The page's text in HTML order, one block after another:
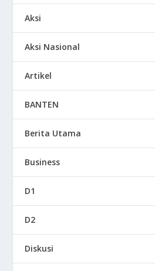
Aksi
Aksi Nasional
Artikel
BANTEN
Berita Utama
Business
D1
D2
Diskusi